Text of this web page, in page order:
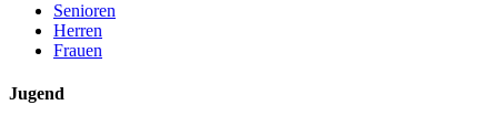
Senioren
Herren
Frauen
Jugend